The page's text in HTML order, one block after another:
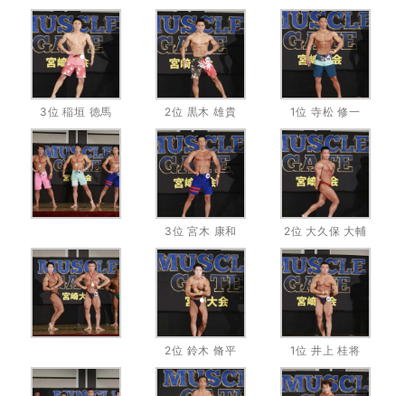
3位 稲垣 徳馬 2位 黒木 雄貴 1位 寺松 修一
3位 宮木 康和 2位 大久保 大輔
2位 鈴木 脩平 1位 井上 桂将